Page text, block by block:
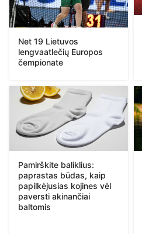
Net 19 Lietuvos
lengvaatlečių Europos
čempionate
Pamirškite baliklius:
paprastas būdas, kaip
papilkėjusias kojines vėl
paversti akinančiai
baltomis